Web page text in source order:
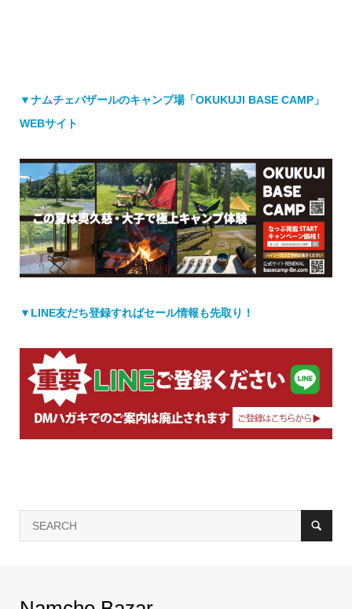
▼ナムチェバザールのキャンプ場「OKUKUJI BASE CAMP」
WEBサイト
▼LINE友だち登録すればセール情報も先取り！